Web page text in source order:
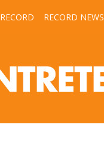
RECORD RECORD NEWS